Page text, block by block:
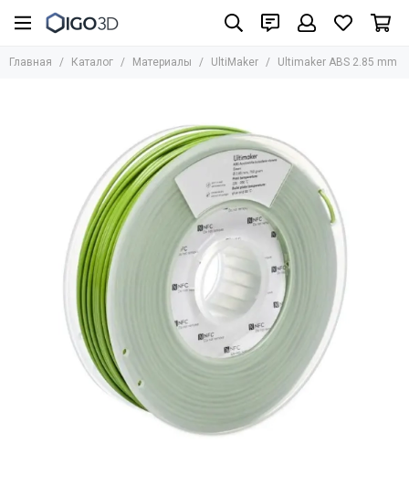
Материалы
HARZ Labs
Стандартные фотополимеры
Биосовместимые фотополимеры
Инженерные материалы для SLA/LCD/DLP
Фотополимеры для юверирного дела
Медицинские материалы
Главная Каталог Материалы UltiMaker Ultimaker ABS 2.85 mm